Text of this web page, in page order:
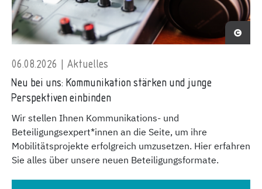
06.08.2026 | Aktuelles
Neu bei uns: Kommunikation stärken und junge
Perspektiven einbinden
Wir stellen Ihnen Kommunikations- und
Beteiligungsexpert*innen an die Seite, um ihre
Mobilitätsprojekte erfolgreich umzusetzen. Hier erfahren
Sie alles über unsere neuen Beteiligungsformate.